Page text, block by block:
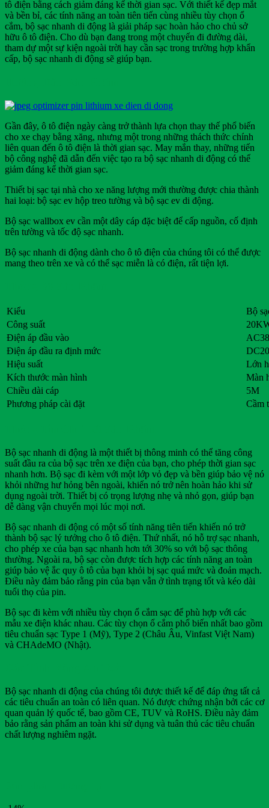
tô điện bằng cách giảm đáng kể thời gian sạc. Với thiết kế đẹp mắt
và bền bỉ, các tính năng an toàn tiên tiến cùng nhiều tùy chọn ổ
cắm, bộ sạc nhanh di động là giải pháp sạc hoàn hảo cho chủ sở
hữu ô tô điện. Cho dù bạn đang trong một chuyến đi đường dài,
tham dự một sự kiện ngoài trời hay cần sạc trong trường hợp khẩn
cấp, bộ sạc nhanh di động sẽ giúp bạn.
Gần đây, ô tô điện ngày càng trở thành lựa chọn thay thế phổ biến
cho xe chạy bằng xăng, nhưng một trong những thách thức chính
liên quan đến ô tô điện là thời gian sạc. May mắn thay, những tiến
bộ công nghệ đã dẫn đến việc tạo ra bộ sạc nhanh di động có thể
giảm đáng kể thời gian sạc.
Thiết bị sạc tại nhà cho xe năng lượng mới thường được chia thành
hai loại: bộ sạc ev hộp treo tường và bộ sạc ev di động.
Bộ sạc wallbox ev cần một dây cáp đặc biệt để cấp nguồn, cố định
trên tường và tốc độ sạc nhanh.
Bộ sạc nhanh di động dành cho ô tô điện của chúng tôi có thể được
mang theo trên xe và có thể sạc miễn là có điện, rất tiện lợi.
Kiểu
Bộ
Công suất
Điện áp đầu vào
Điện áp đầu ra định mức
Hiệu suất
Lớn
Kích thước màn hình
Màn
Chiều dài cáp
5M
Phương pháp cài đặt
Cầm
Bộ sạc nhanh di động là một thiết bị thông minh có thể tăng công
suất đầu ra của bộ sạc trên xe điện của bạn, cho phép thời gian sạc
nhanh hơn. Bộ sạc đi kèm với một lớp vỏ đẹp và bền giúp bảo vệ nó
khỏi những hư hỏng bên ngoài, khiến nó trở nên hoàn hảo khi sử
dụng ngoài trời. Thiết bị có trọng lượng nhẹ và nhỏ gọn, giúp bạn
dễ dàng vận chuyển mọi lúc mọi nơi.
Bộ sạc nhanh di động có một số tính năng tiên tiến khiến nó trở
thành bộ sạc lý tưởng cho ô tô điện. Thứ nhất, nó hỗ trợ sạc nhanh,
cho phép xe của bạn sạc nhanh hơn tới 30% so với bộ sạc thông
thường. Ngoài ra, bộ sạc còn được tích hợp các tính năng an toàn
giúp bảo vệ ắc quy ô tô của bạn khỏi bị sạc quá mức và đoản mạch.
Điều này đảm bảo rằng pin của bạn vẫn ở tình trạng tốt và kéo dài
tuổi thọ của pin.
Bộ sạc đi kèm với nhiều tùy chọn ổ cắm sạc để phù hợp với các
mẫu xe điện khác nhau. Các tùy chọn ổ cắm phổ biến nhất bao gồm
tiêu chuẩn sạc Type 1 (Mỹ), Type 2 (Châu Âu, Vinfast Việt Nam)
và CHAdeMO (Nhật).
Bộ sạc nhanh di động của chúng tôi được thiết kế để đáp ứng tất cả
các tiêu chuẩn an toàn có liên quan. Nó được chứng nhận bởi các cơ
quan quản lý quốc tế, bao gồm CE, TUV và RoHS. Điều này đảm
bảo rằng sản phẩm an toàn khi sử dụng và tuân thủ các tiêu chuẩn
chất lượng nghiêm ngặt.